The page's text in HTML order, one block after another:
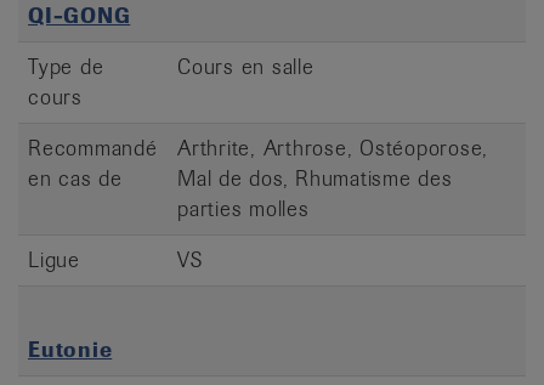
QI-GONG
Type de
cours
Cours en salle
Recommandé
en cas de
Arthrite, Arthrose, Ostéoporose,
Mal de dos, Rhumatisme des
parties molles
Ligue
VS
Eutonie